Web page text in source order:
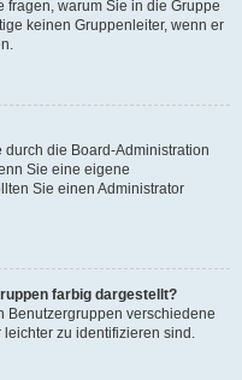
fragen, warum Sie in die Gruppe
keinen Gruppenleiter, wenn er
die Board-Administration
Sie eine eigene
Sie einen Administrator
farbig dargestellt?
Benutzergruppen verschiedene
zu identifizieren sind.